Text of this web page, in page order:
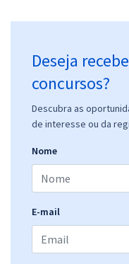
Prefeitura de Buriticupu -
ou
Deseja
concursos?
Descubra as
de interesse ou da
Nome
E-mail